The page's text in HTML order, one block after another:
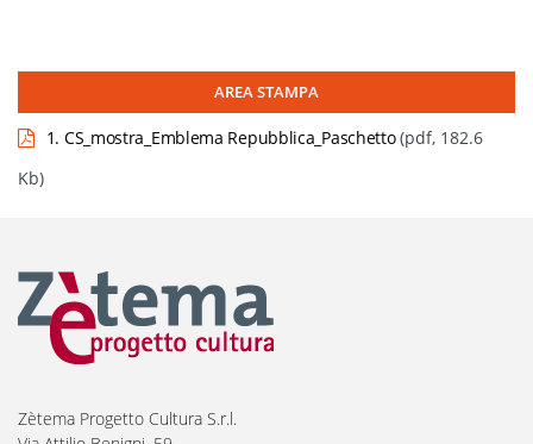
AREA STAMPA
1. CS_mostra_Emblema Repubblica_Paschetto (pdf, 182.6
Kb)
Zètema Progetto Cultura S.r.l.